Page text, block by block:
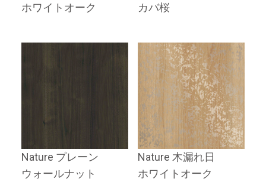
ホワイトオーク
カバ桜
Nature プレーン
ウォールナット
Nature 木漏れ日
ホワイトオーク